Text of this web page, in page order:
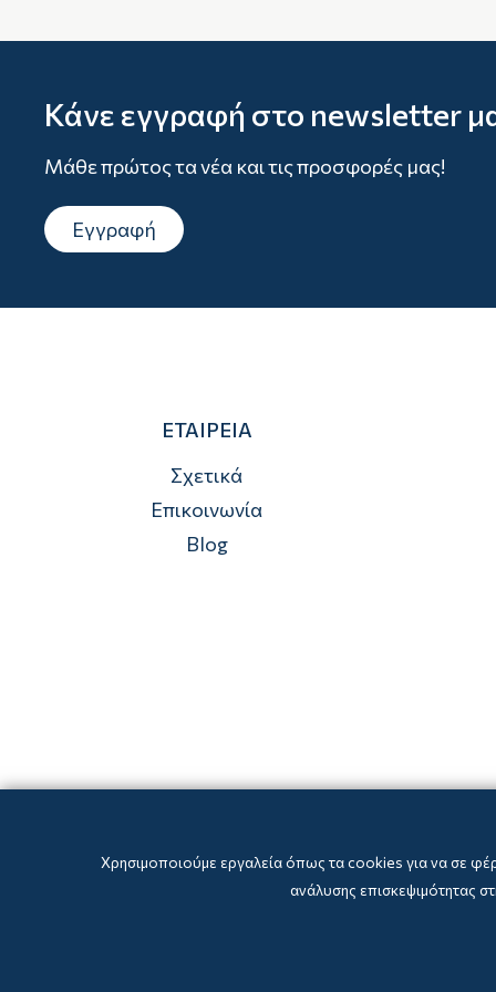
Κάνε εγγραφή στο newsletter
Μάθε πρώτος τα νέα και τις προσφορές μας!
Εγγραφή
ΕΤΑΙΡΕΙΑ
Σχετικά
Επικοινωνία
Blog
Χρησιμοποιούμε εργαλεία όπως τα cookies για να σε
ανάλυσης επισκεψιμότητας